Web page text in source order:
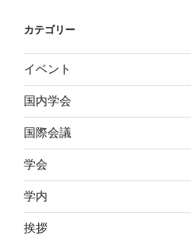
カテゴリー
イベント
国内学会
国際会議
学会
学内
挨拶